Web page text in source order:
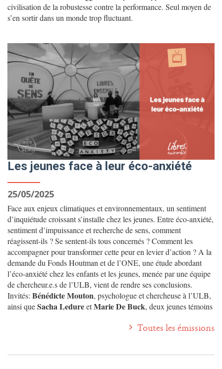
civilisation de la robustesse contre la performance. Seul moyen de
s’en sortir dans un monde trop fluctuant.
Les jeunes face à leur éco-anxiété
25/05/2025
Face aux enjeux climatiques et environnementaux, un sentiment
d’inquiétude croissant s’installe chez les jeunes. Entre éco-anxiété,
sentiment d’impuissance et recherche de sens, comment
réagissent-ils ? Se sentent-ils tous concernés ? Comment les
accompagner pour transformer cette peur en levier d’action ? A la
demande du Fonds Houtman et de l’ONE, une étude abordant
l’éco-anxiété chez les enfants et les jeunes, menée par une équipe
de chercheur.e.s de l’ULB, vient de rendre ses conclusions.
Invités: Bénédicte Mouton, psychologue et chercheuse à l’ULB,
ainsi queSacha LedureetMarie De Buck, deux jeunes témoins
Toutes les émissions